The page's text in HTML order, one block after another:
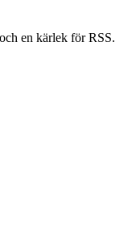
en kärlek för RSS.